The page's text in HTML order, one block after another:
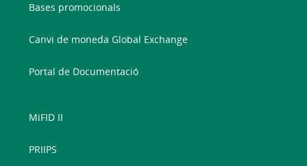
Bases promocionals
Canvi de moneda Global Exchange
Portal de Documentació
MiFID II
PRIIPS